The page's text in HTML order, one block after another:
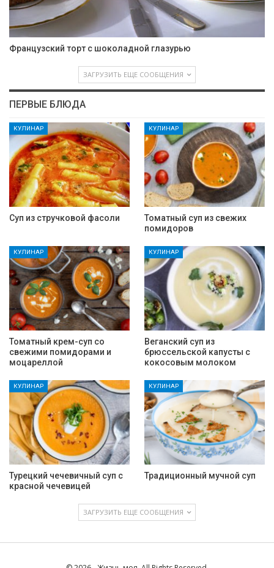
Французский торт с шоколадной глазурью
ЗАГРУЗИТЬ ЕЩЕ СООБЩЕНИЯ
ПЕРВЫЕ БЛЮДА
КУЛИНАР
Суп из стручковой фасоли
КУЛИНАР
Томатный суп из свежих
помидоров
КУЛИНАР
Томатный крем-суп со
свежими помидорами и
моцареллой
КУЛИНАР
Веганский суп из
брюссельской капусты с
кокосовым молоком
КУЛИНАР
Турецкий чечевичный суп с
красной чечевицей
КУЛИНАР
Традиционный мучной суп
ЗАГРУЗИТЬ ЕЩЕ СООБЩЕНИЯ